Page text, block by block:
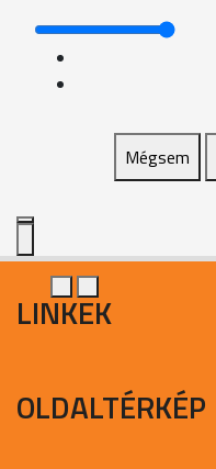
Mégsem
LINKEK
OLDALTÉRKÉP